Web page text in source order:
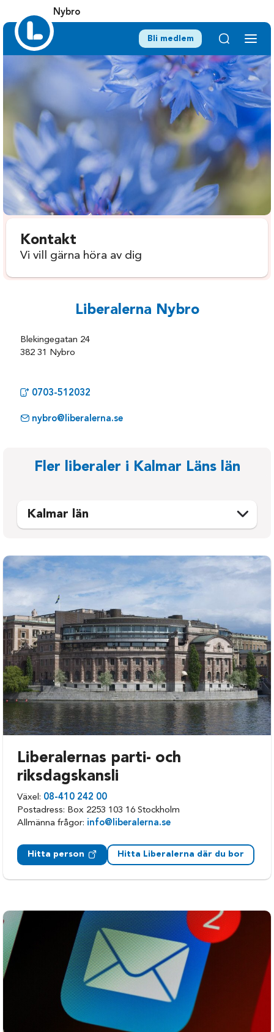
Nybro
Bli medlem
Kontakt
Vi vill gärna höra av dig
Liberalerna Nybro
Blekingegatan 24
382 31 Nybro
0703-512032
nybro@liberalerna.se
Fler liberaler i Kalmar Läns län
Kalmar län
Hultsfred
Högsby
Mönsterås
Nybro
Torsås
Vimmerby
Västervik
Öland
Liberalernas parti- och
riksdagskansli
Växel: 08-410 242 00
Postadress: Box 2253 103 16 Stockholm
Allmänna frågor: info@liberalerna.se
Hitta person Hitta Liberalerna där du bor